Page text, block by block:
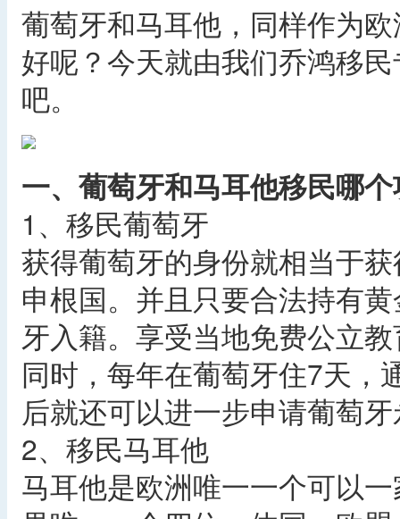
葡萄牙和马耳他，同样作为
好呢？今天就由我们乔鸿移
吧。
一、葡萄牙和马耳他移民哪
1、移民葡萄牙
获得葡萄牙的身份就相当于
申根国。并且只要合法持有
牙入籍。享受当地免费公立
同时，每年在葡萄牙住7天，
后就还可以进一步申请葡萄
2、移民马耳他
马耳他是欧洲唯一一个可以